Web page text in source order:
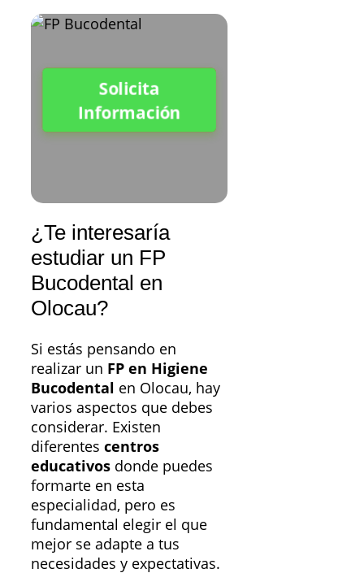
Solicita
Información
¿Te interesaría
estudiar un FP
Bucodental en
Olocau?
Si estás pensando en
realizar un FP en Higiene
Bucodental en Olocau, hay
varios aspectos que debes
considerar. Existen
diferentes centros
educativos donde puedes
formarte en esta
especialidad, pero es
fundamental elegir el que
mejor se adapte a tus
necesidades y expectativas.